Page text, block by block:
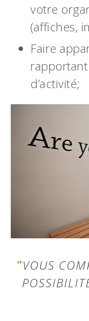
votre
(affiches,
Faire
d’activité;
VOUS